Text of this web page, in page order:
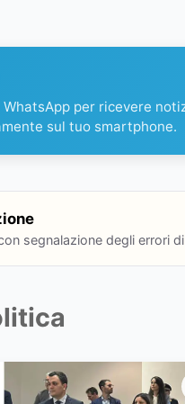
per ricevere
sul tuo smartphone.
segnalazione degli errori